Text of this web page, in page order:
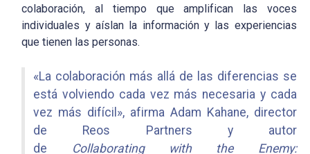
colaboración, al tiempo que amplifican las voces
individuales y aíslan la información y las experiencias
que tienen las personas.
«La colaboración más allá de las diferencias se
está volviendo cada vez más necesaria y cada
vez más difícil», afirma Adam Kahane, director
de Reos Partners y autor
de
Collaborating with the Enemy: